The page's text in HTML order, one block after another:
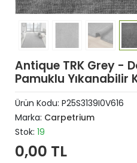
Antique TRK Grey -
Pamuklu Yıkanabilir
Ürün Kodu: P25S3139I0V616
Marka: Carpetrium
Stok: 19
0,00 TL